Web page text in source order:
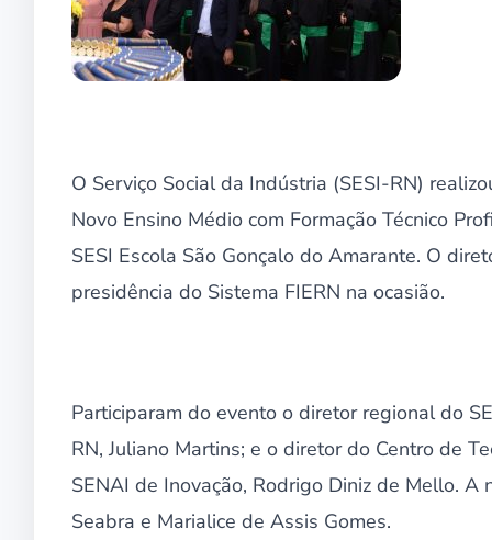
O Serviço Social da Indústria (SESI-RN)
Novo Ensino Médio com Formação Técnico
SESI Escola São Gonçalo do Amarante. O
presidência do Sistema FIERN na ocasião.
Participaram do evento o diretor regional do
RN, Juliano Martins; e o diretor do Centro de
SENAI de Inovação, Rodrigo Diniz de Mello.
Seabra e Marialice de Assis Gomes.